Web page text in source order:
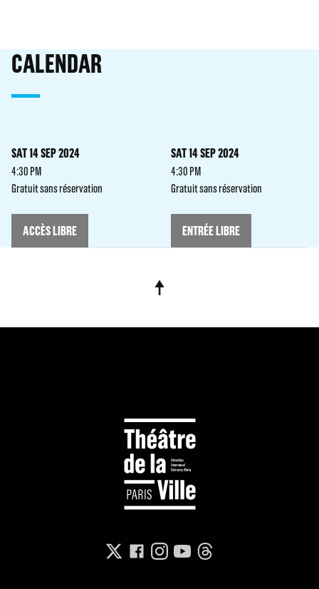
CALENDAR
SAT 14 SEP 2024
4:30 PM
Gratuit sans réservation
ACCÈS LIBRE
SAT 14 SEP 2024
4:30 PM
Gratuit sans réservation
ENTRÉE LIBRE